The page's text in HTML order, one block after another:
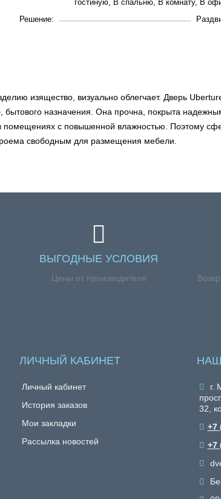
гостиную, В спальню, В комнату, В
Решение:
изящество, визуально облегчает. Дверь
бытового назначения. Она прочна, покрыта
помещениях с повышенной влажностью. Поэтому
свободным для размещения мебели.
ВЫГОДНЫЕ УСЛОВИЯ
Цены от производителя
ЛИЧНЫЙ КАБИНЕТ
Личный кабинет
История заказов
Мои закладки
Рассылка новостей
г.
32,
+7
+7